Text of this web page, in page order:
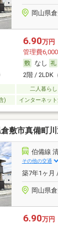
岡山県
6.90万円
管理費
なし
2階 / 2LDK
二人暮らし
)
インターネッ
倉敷市真備町
伯備線
その他の交通
築7年1ヶ月
岡山県
6.90万円